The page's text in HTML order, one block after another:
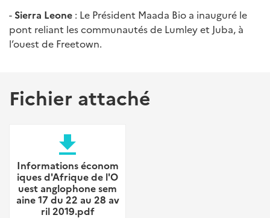
- Sierra Leone : Le Président Maada Bio a inauguré le
pont reliant les communautés de Lumley et Juba, à
l’ouest de Freetown.
Fichier attaché
file_download
Informations économ
iques d'Afrique de l'O
uest anglophone sem
aine 17 du 22 au 28 av
ril 2019.pdf